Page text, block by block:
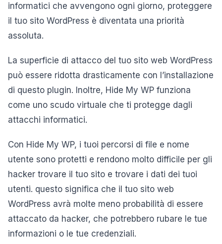
informatici che avvengono ogni giorno, proteggere
il tuo sito WordPress è diventata una priorità
assoluta.
La superficie di attacco del tuo sito web WordPress
può essere ridotta drasticamente con l’installazione
di questo plugin. Inoltre, Hide My WP funziona
come uno scudo virtuale che ti protegge dagli
attacchi informatici.
Con Hide My WP, i tuoi percorsi di file e nome
utente sono protetti e rendono molto difficile per gli
hacker trovare il tuo sito e trovare i dati dei tuoi
utenti. questo significa che il tuo sito web
WordPress avrà molte meno probabilità di essere
attaccato da hacker, che potrebbero rubare le tue
informazioni o le tue credenziali.